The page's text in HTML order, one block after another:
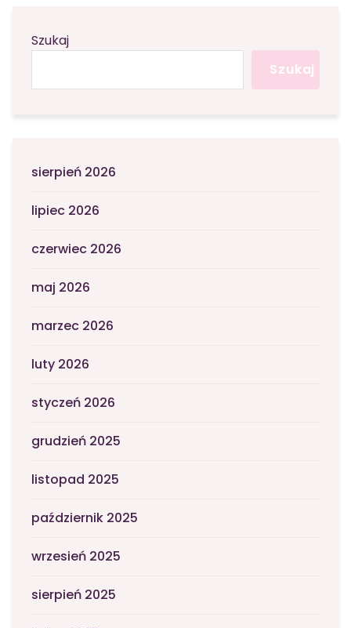
Szukaj
Szukaj
sierpień 2026
lipiec 2026
czerwiec 2026
maj 2026
marzec 2026
luty 2026
styczeń 2026
grudzień 2025
listopad 2025
październik 2025
wrzesień 2025
sierpień 2025